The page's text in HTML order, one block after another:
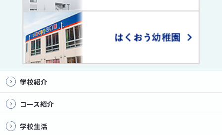
学校紹介
コース紹介
学校生活